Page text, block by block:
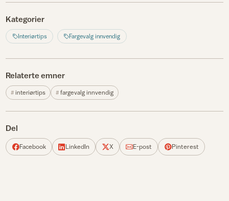
Kategorier
Interiørtips Fargevalg innvendig
Relaterte emner
interiørtips fargevalg innvendig
Del
Facebook LinkedIn X E-post Pinterest